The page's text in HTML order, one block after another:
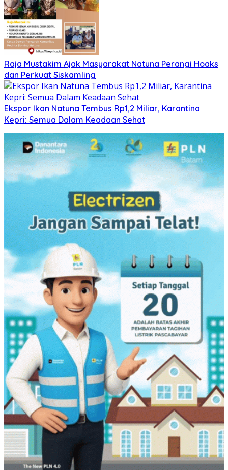
Raja Mustakim Ajak Masyarakat Natuna Perangi Hoaks
dan Perkuat Siskamling
Ekspor Ikan Natuna Tembus Rp1,2 Miliar, Karantina
Kepri: Semua Dalam Keadaan Sehat